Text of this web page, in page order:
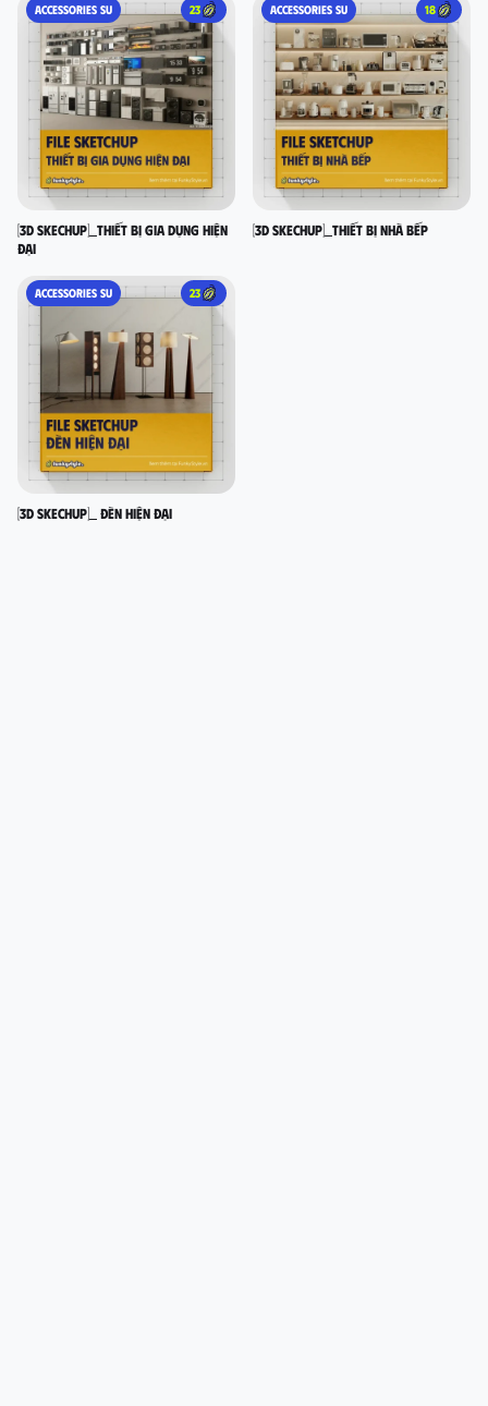
ACCESSORIES SU 23
[3D SKECHUP]_Thiết bị gia dụng hiện
đại
ACCESSORIES SU 18
[3D SKECHUP]_Thiết bị nhà bếp
ACCESSORIES SU 23
[3D SKECHUP]_ Đèn hiện đại